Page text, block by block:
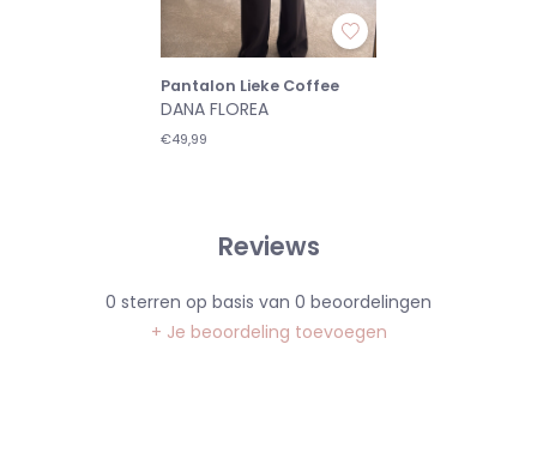
Pantalon Lieke Coffee
DANA FLOREA
€49,99
Reviews
0 sterren op basis van 0 beoordelingen
+ Je beoordeling toevoegen